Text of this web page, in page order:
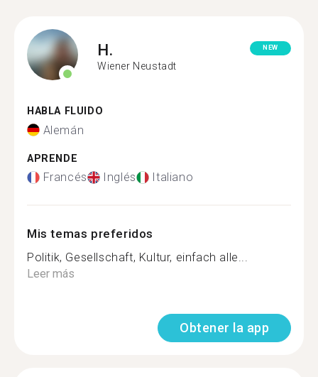
H.
Wiener Neustadt
NEW
HABLA FLUIDO
Alemán
APRENDE
Francés Inglés Italiano
Mis temas preferidos
Politik, Gesellschaft, Kultur, einfach alle...
Leer más
Obtener la app